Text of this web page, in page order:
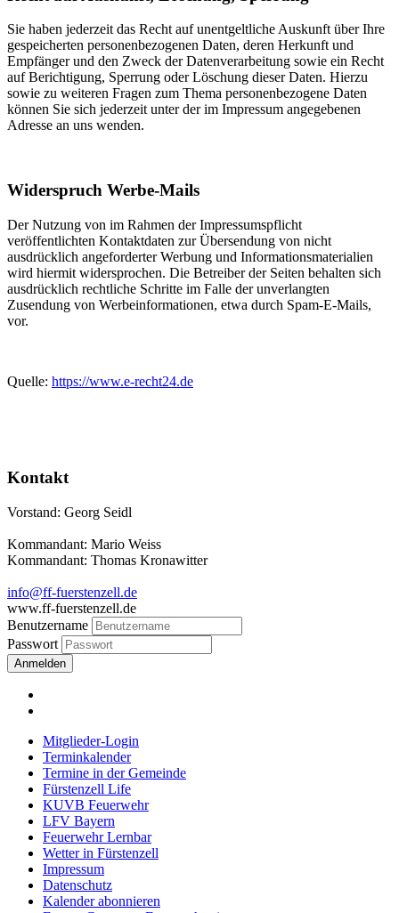
Sie haben jederzeit das Recht auf unentgeltliche Auskunft über Ihre
gespeicherten personenbezogenen Daten, deren Herkunft und
Empfänger und den Zweck der Datenverarbeitung sowie ein Recht
auf Berichtigung, Sperrung oder Löschung dieser Daten. Hierzu
sowie zu weiteren Fragen zum Thema personenbezogene Daten
können Sie sich jederzeit unter der im Impressum angegebenen
Adresse an uns wenden.
Widerspruch Werbe-Mails
Der Nutzung von im Rahmen der Impressumspflicht
veröffentlichten Kontaktdaten zur Übersendung von nicht
ausdrücklich angeforderter Werbung und Informationsmaterialien
wird hiermit widersprochen. Die Betreiber der Seiten behalten sich
ausdrücklich rechtliche Schritte im Falle der unverlangten
Zusendung von Werbeinformationen, etwa durch Spam-E-Mails,
vor.
Quelle: https://www.e-recht24.de
Kontakt
Vorstand: Georg Seidl
Kommandant: Mario Weiss
Kommandant: Thomas Kronawitter
info@ff-fuerstenzell.de
www.ff-fuerstenzell.de
Benutzername
Passwort
Anmelden
Mitglieder-Login
Terminkalender
Termine in der Gemeinde
Fürstenzell Life
KUVB Feuerwehr
LFV Bayern
Feuerwehr Lernbar
Wetter in Fürstenzell
Impressum
Datenschutz
Kalender abonnieren